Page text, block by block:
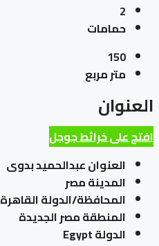
2
حمامات
150
متر مربع
العنوان
افتح على خرائط جوجل
العنوانعبدالحميد بدوى
المدينةمصر
المحافظة/الدولةالقاهرة
المنطقةمصر الجديدة
الدولةEgypt